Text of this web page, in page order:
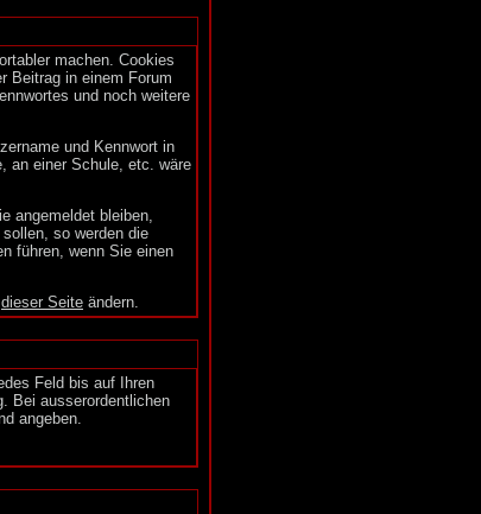
machen. Cookies
Beitrag in einem Forum
und noch weitere
und Kennwort in
an einer Schule, etc. wäre
angemeldet bleiben,
so werden die
führen, wenn Sie einen
dieser Seite ändern.
Feld bis auf Ihren
Bei ausserordentlichen
angeben.